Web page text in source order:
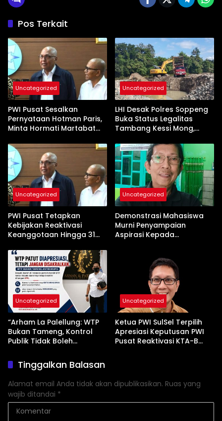
Pos Terkait
Uncategorized
PWI Pusat Sesalkan
Pernyataan Hotman Paris,
Minta Hormati Martabat
Kemerdekaan Pers
Uncategorized
LHI Desak Polres Soppeng
Buka Status Legalitas
Tambang Kessi Mong,
Uncategorized
PWI Pusat Tetapkan
Kebijakan Reaktivasi
Keanggotaan Hingga 31
Uncategorized
Demonstrasi Mahasiswa
Murni Penyampaian
Aspirasi Kepada
Uncategorized
“Arham La Palellung: WTP
Bukan Tameng, Kontrol
Publik Tidak Boleh
Uncategorized
Ketua PWI SulSel Terpilih
Apresiasi Keputusan PWI
Pusat Reaktivasi KTA-B
Tinggalkan Balasan
Alamat email Anda tidak akan dipublikasikan. Ruas yang
wajib ditandai *